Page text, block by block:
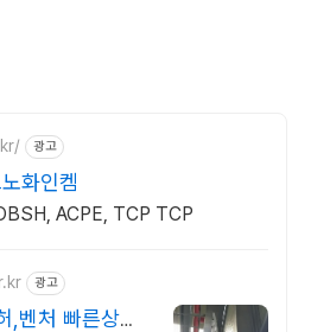
광고
화인켐
Blowing agent, ADC,OBSH, ACPE, TCP TCP
광고
,벤처 빠른상담